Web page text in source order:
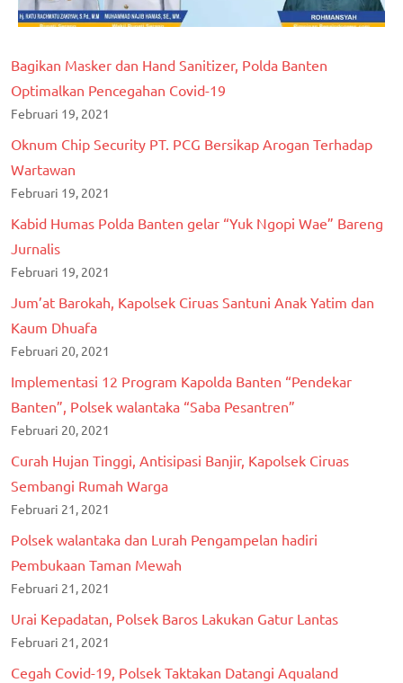
Bagikan Masker dan Hand Sanitizer, Polda Banten
Optimalkan Pencegahan Covid-19
Februari 19, 2021
Oknum Chip Security PT. PCG Bersikap Arogan Terhadap
Wartawan
Februari 19, 2021
Kabid Humas Polda Banten gelar “Yuk Ngopi Wae” Bareng
Jurnalis
Februari 19, 2021
Jum’at Barokah, Kapolsek Ciruas Santuni Anak Yatim dan
Kaum Dhuafa
Februari 20, 2021
Implementasi 12 Program Kapolda Banten “Pendekar
Banten”, Polsek walantaka “Saba Pesantren”
Februari 20, 2021
Curah Hujan Tinggi, Antisipasi Banjir, Kapolsek Ciruas
Sembangi Rumah Warga
Februari 21, 2021
Polsek walantaka dan Lurah Pengampelan hadiri
Pembukaan Taman Mewah
Februari 21, 2021
Urai Kepadatan, Polsek Baros Lakukan Gatur Lantas
Februari 21, 2021
Cegah Covid-19, Polsek Taktakan Datangi Aqualand